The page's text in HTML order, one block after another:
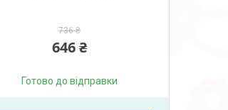
736 ₴
646 ₴
Готово до відправки